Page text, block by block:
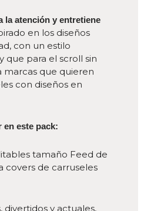
la atención y entretiene
en los diseños
con un estilo
que para el scroll sin
marcas que quieren
con diseños en
en este pack:
tamaño Feed de
covers de carruseles
divertidos y actuales,